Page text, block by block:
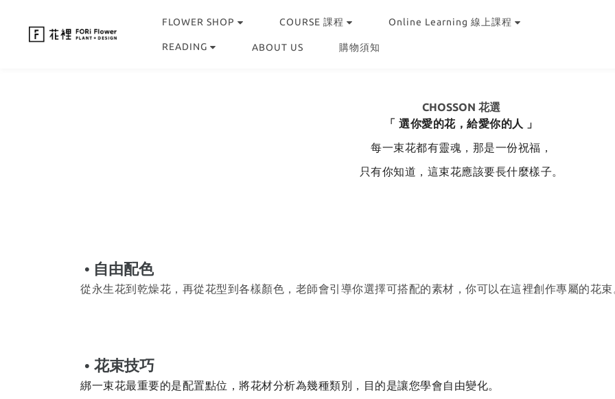
FLOWER SHOP COURSE 課程 Online Learning 線上課程
READING ABOUT US 購物須知
CHOSSON 花選
「 選你愛的花，給愛你的人 」
每一束花都有靈魂，那是一份祝福，
只有你知道，這束花應該要長什麼樣子。
• 自由配色
從永生花到乾燥花，再從花型到各樣顏色，老師會引導你選擇可搭配的素材，你可以在這裡創作專屬的花束
• 花束技巧
綁一束花最重要的是配置點位，將花材分析為幾種類別，目的是讓您學會自由變化。